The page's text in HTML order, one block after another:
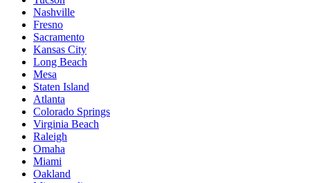
Nashville
Fresno
Sacramento
Kansas City
Long Beach
Mesa
Staten Island
Atlanta
Colorado Springs
Virginia Beach
Raleigh
Omaha
Miami
Oakland